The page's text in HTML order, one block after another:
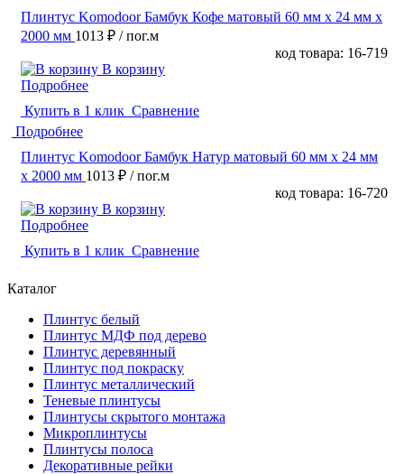
Плинтус Komodoor Бамбук Кофе матовый 60 мм х 24 мм х
2000 мм 1013 ₽ / пог.м
код товара: 16-719
В корзину
Подробнее
Купить в 1 клик Сравнение
Подробнее
Плинтус Komodoor Бамбук Натур матовый 60 мм х 24 мм
х 2000 мм 1013 ₽ / пог.м
код товара: 16-720
В корзину
Подробнее
Купить в 1 клик Сравнение
Каталог
Плинтус белый
Плинтус МДФ под дерево
Плинтус деревянный
Плинтус под покраску
Плинтус металлический
Теневые плинтусы
Плинтусы скрытого монтажа
Микроплинтусы
Плинтусы полоса
Декоративные рейки